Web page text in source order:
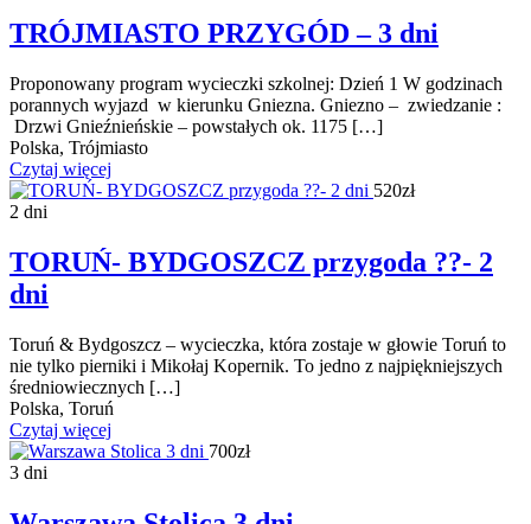
TRÓJMIASTO PRZYGÓD – 3 dni
Proponowany program wycieczki szkolnej: Dzień 1 W godzinach
porannych wyjazd w kierunku Gniezna. Gniezno – zwiedzanie :
Drzwi Gnieźnieńskie – powstałych ok. 1175 […]
Polska, Trójmiasto
Czytaj więcej
520zł
2 dni
TORUŃ- BYDGOSZCZ przygoda ??- 2
dni
Toruń & Bydgoszcz – wycieczka, która zostaje w głowie Toruń to
nie tylko pierniki i Mikołaj Kopernik. To jedno z najpiękniejszych
średniowiecznych […]
Polska, Toruń
Czytaj więcej
700zł
3 dni